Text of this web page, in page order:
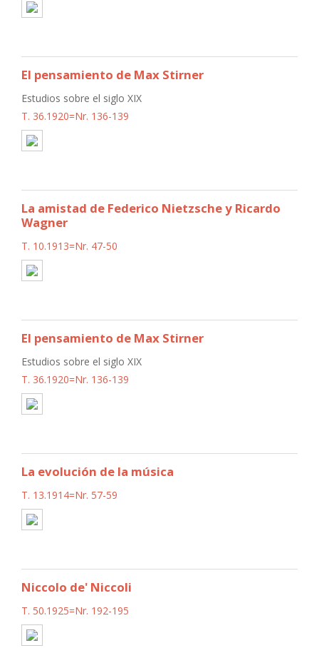
El pensamiento de Max Stirner
Estudios sobre el siglo XIX
T. 36.1920=Nr. 136-139
La amistad de Federico Nietzsche y Ricardo
Wagner
T. 10.1913=Nr. 47-50
El pensamiento de Max Stirner
Estudios sobre el siglo XIX
T. 36.1920=Nr. 136-139
La evolución de la música
T. 13.1914=Nr. 57-59
Niccolo de' Niccoli
T. 50.1925=Nr. 192-195